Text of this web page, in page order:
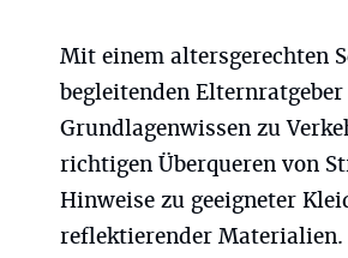
Mit einem altersgerechten
begleitenden
Grundlagenwissen zu
richtigen Überqueren von
Hinweise zu geeigneter
reflektierender